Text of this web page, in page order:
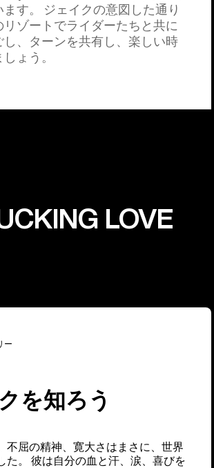
ます。 ジェイクの意図した通り
リゾートでライダーたちと共に
し、ターンを共有し、楽しい時
ょう。
LOVE
ー
を知ろう
不屈の精神、寛大さはまさに、世界
た。 彼は自分の血と汗、涙、喜びを